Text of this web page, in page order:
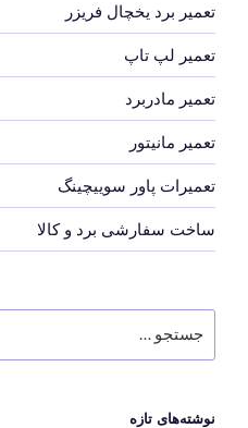
تعمیر برد یخچال فریزر
تعمیر لپ تاپ
تعمیر مادربرد
تعمیر مانیتور
تعمیرات پاور سوییچینگ
ساخت سفارشی برد و کالا
برای
نوشته‌های تازه